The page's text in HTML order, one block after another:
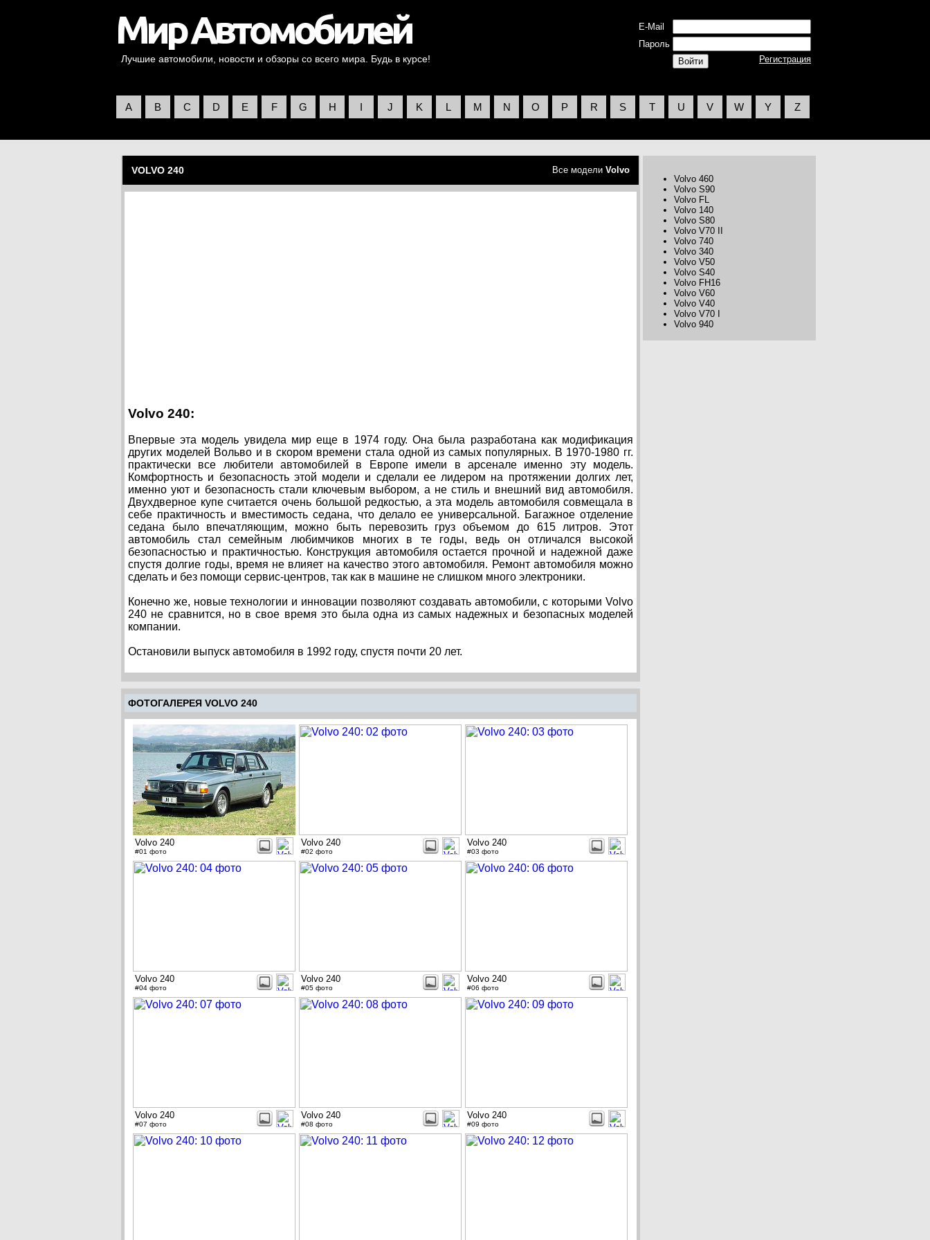
Лучшие автомобили, новости и обзоры со всего мира. Будь в курсе!
E-Mail
Пароль
Регистрация
A B C D E F G H I J K L M N O P R S T U V W Y Z
VOLVO 240 Все модели Volvo
Volvo 240:
Впервые эта модель увидела мир еще в 1974 году. Она была разработана как модификация
других моделей Вольво и в скором времени стала одной из самых популярных. В 1970-1980 гг.
практически все любители автомобилей в Европе имели в арсенале именно эту модель.
Комфортность и безопасность этой модели и сделали ее лидером на протяжении долгих лет,
именно уют и безопасность стали ключевым выбором, а не стиль и внешний вид автомобиля.
Двухдверное купе считается очень большой редкостью, а эта модель автомобиля совмещала в
себе практичность и вместимость седана, что делало ее универсальной. Багажное отделение
седана было впечатляющим, можно быть перевозить груз объемом до 615 литров. Этот
автомобиль стал семейным любимчиков многих в те годы, ведь он отличался высокой
безопасностью и практичностью. Конструкция автомобиля остается прочной и надежной даже
спустя долгие годы, время не влияет на качество этого автомобиля. Ремонт автомобиля можно
сделать и без помощи сервис-центров, так как в машине не слишком много электроники.
Конечно же, новые технологии и инновации позволяют создавать автомобили, с которыми Volvo
240 не сравнится, но в свое время это была одна из самых надежных и безопасных моделей
компании.
Остановили выпуск автомобиля в 1992 году, спустя почти 20 лет.
ФОТОГАЛЕРЕЯ VOLVO 240
Volvo 240
#01 фото
Volvo 240
#02 фото
Volvo 240
#03 фото
Volvo 240
#04 фото
Volvo 240
#05 фото
Volvo 240
#06 фото
Volvo 240
#07 фото
Volvo 240
#08 фото
Volvo 240
#09 фото
Volvo 460
Volvo S90
Volvo FL
Volvo 140
Volvo S80
Volvo V70 II
Volvo 740
Volvo 340
Volvo V50
Volvo S40
Volvo FH16
Volvo V60
Volvo V40
Volvo V70 I
Volvo 940